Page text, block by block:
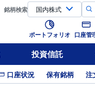
銘柄検索
ポートフォリオ 口座管
投資信託
口座状況 保有銘柄 注